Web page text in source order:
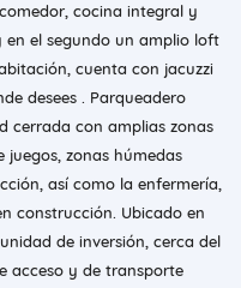
cocina integral y
en el segundo un amplio loft
cuenta con jacuzzi
desees . Parqueadero
cerrada con amplias zonas
juegos, zonas húmedas
así como la enfermería,
construcción. Ubicado en
de inversión, cerca del
acceso y de transporte